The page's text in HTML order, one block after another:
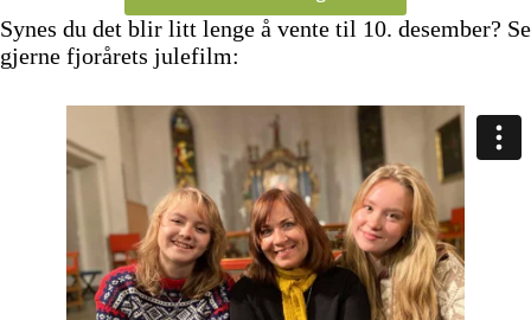
Synes du det blir litt lenge å vente til 10. desember? Se
gjerne fjorårets julefilm: